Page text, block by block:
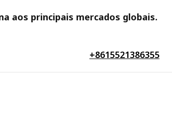
aos principais mercados globais.
+8615521386355